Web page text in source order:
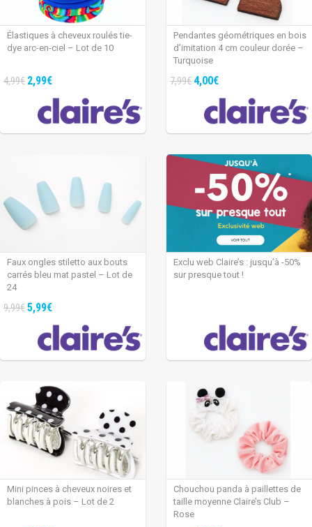
Élastiques à cheveux roulés tie-
dye arc-en-ciel – Lot de 10
4,99€ 2,99€
Pendantes géométriques en bois
d’imitation 4 cm couleur dorée –
Turquoise
7,99€ 4,00€
Faux ongles stiletto aux bouts
carrés bleu mat pastel – Lot de
24
9,99€5,99€
Exclu web Claire’s : jusqu’à -50%
sur presque tout !
Mini pinces à cheveux noires et
blanches à pois – Lot de 2
Chouchou panda à paillettes de
taille moyenne Claire’s Club –
Rose